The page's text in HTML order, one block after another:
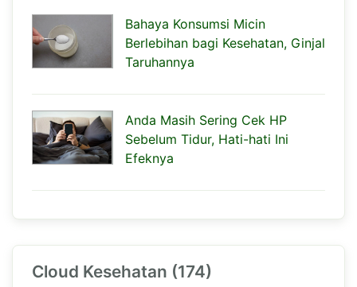
Bahaya Konsumsi Micin
Berlebihan bagi Kesehatan, Ginjal
Taruhannya
Anda Masih Sering Cek HP
Sebelum Tidur, Hati-hati Ini
Efeknya
Cloud Kesehatan (174)